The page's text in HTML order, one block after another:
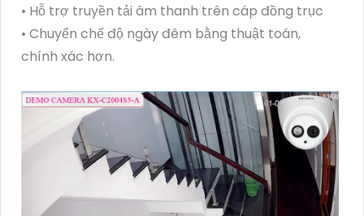
• Hỗ trợ truyền tải âm thanh trên cáp đồng trục
• Chuyển chế độ ngày đêm bằng thuật toán,
chính xác hơn.